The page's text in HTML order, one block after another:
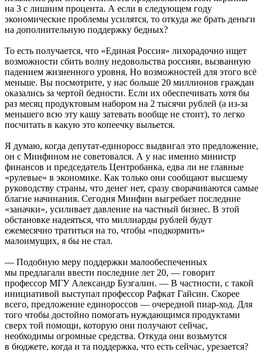
на 3 с лишним процента. А если в следующем году
экономические проблемы усилятся, то откуда же брать деньги
на дополнительную поддержку бедных?
То есть получается, что «Единая Россия» лихорадочно ищет
возможности сбить волну недовольства россиян, вызванную
падением жизненного уровня, Но возможностей для этого всё
меньше. Вы посмотрите, у нас больше 20 миллионов граждан
оказались за чертой бедности. Если их обеспечивать хотя бы
раз месяц продуктовым набором на 2 тысячи рублей (а из-за
меньшего всю эту кашу затевать вообще не стоит), то легко
посчитать в какую это копеечку выльется.
Я думаю, когда депутат-единоросс выдвигал это предложение,
он с Минфином не советовался. А у нас именно министр
финансов и председатель Центробанка, едва ли не главные
«рулевые» в экономике. Как только они сообщают высшему
руководству страны, что денег нет, сразу сворачиваются самые
благие начинания. Сегодня Минфин выгребает последние
«заначки», усиливает давление на частный бизнес. В этой
обстановке надеяться, что миллиарды рублей будут
ежемесячно тратиться на то, чтобы «подкормить»
малоимущих, я бы не стал.
— Подобную меру поддержки малообеспеченных
мы предлагали ввести последние лет 20, — говорит
профессор МГУ Александр Бузгалин. — В частности, с такой
инициативой выступал профессор Рафкат Гайсин. Скорее
всего, предложение единороссов — очередной пиар-ход. Для
того чтобы достойно помогать нуждающимся продуктами
сверх той помощи, которую они получают сейчас,
необходимы огромные средства. Откуда они возьмутся
в бюджете, когда и та поддержка, что есть сейчас, урезается?